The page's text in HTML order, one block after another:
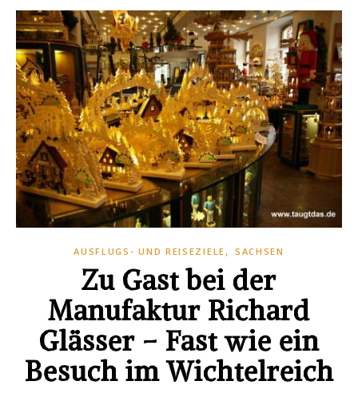
AUSFLUGS- UND REISEZIELE , SACHSEN
Zu Gast bei der
Manufaktur Richard
Glässer – Fast wie ein
Besuch im Wichtelreich